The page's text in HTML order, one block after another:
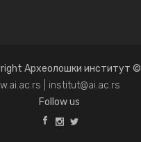
Археолошки институт ©
| institut@ai.ac.rs
Follow us